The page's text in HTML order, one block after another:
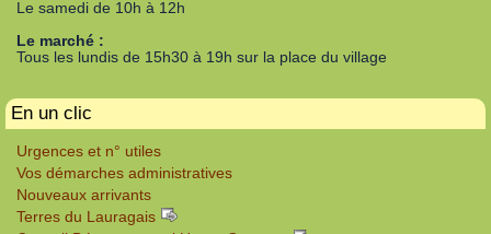
Le samedi de 10h à 12h
Le marché :
Tous les lundis de 15h30 à 19h sur la place du village
En un clic
Urgences et n° utiles
Vos démarches administratives
Nouveaux arrivants
Terres du Lauragais